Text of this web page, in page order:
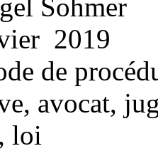
Sohmer
2019
de
avocat,
loi